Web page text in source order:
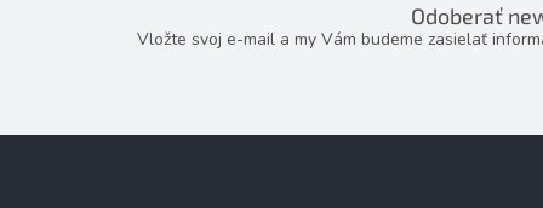
Odoberať
Vložte svoj e-mail a my Vám budeme zasielať